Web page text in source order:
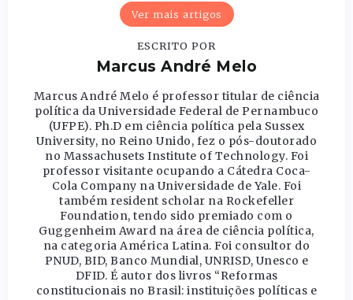
Ver mais artigos
ESCRITO POR
Marcus André Melo
Marcus André Melo é professor titular de ciência
política da Universidade Federal de Pernambuco
(UFPE). Ph.D em ciência política pela Sussex
University, no Reino Unido, fez o pós-doutorado
no Massachusets Institute of Technology. Foi
professor visitante ocupando a Cátedra Coca-
Cola Company na Universidade de Yale. Foi
também resident scholar na Rockefeller
Foundation, tendo sido premiado com o
Guggenheim Award na área de ciência política,
na categoria América Latina. Foi consultor do
PNUD, BID, Banco Mundial, UNRISD, Unesco e
DFID. É autor dos livros “Reformas
constitucionais no Brasil: instituições políticas e